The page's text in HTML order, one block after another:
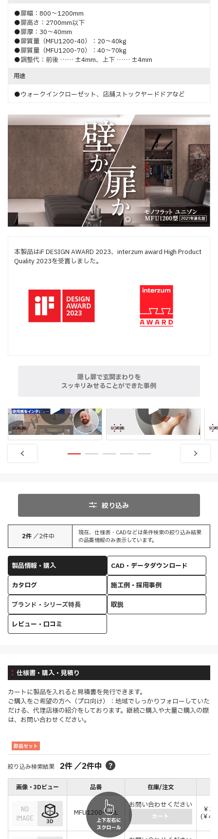
●扉幅：800～1200mm
●扉高さ：2700mm以下
●扉厚：30～40mm
●扉質量（MFU1200-40）：20～40kg
●扉質量（MFU1200-70）：40～70kg
●調整代：前後 …… ±4mm、上下 …… ±4mm
用途
●ウォークインクローゼット、店舗ストックヤードドアなど
本製品はiF DESIGN AWARD 2023、interzum award High Product
Quality 2023を受賞しました。
隠し扉で玄関まわりを
スッキリみせることができた事例
説明
インタビュー
絞り込み
2件 ／2件中
現在、仕様表・CADなどは条件検索の絞り込み結果
の品番情報のみ表示しています。
製品情報・購入
CAD・データダウンロード
カタログ
施工例・採用事例
ブランド・シリーズ特長
取説
レビュー・口コミ
仕様書・購入・見積り
カートに製品を入れると見積書を発行できます。
ご購入をご希望の方へ（プロ向け）：地域でしっかりフォローしていた
だける、代理店様の紹介をしております。継続ご購入や大量ご購入の際
は、お問い合わせください。
部品セット
絞り込み検索結果 2件／2件中
画像・3Dビュー 品番 在庫/注文
MFU1200-L-BL
お問い合わせください
カート
￥
(￥